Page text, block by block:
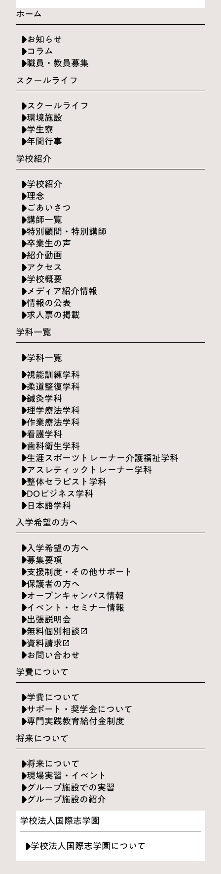
ホーム
お知らせ
コラム
職員・教員募集
スクールライフ
スクールライフ
環境施設
学生寮
年間行事
学校紹介
学校紹介
理念
ごあいさつ
講師一覧
特別顧問・特別講師
卒業生の声
紹介動画
アクセス
学校概要
メディア紹介情報
情報の公表
求人票の掲載
学科一覧
学科一覧
視能訓練学科
柔道整復学科
鍼灸学科
理学療法学科
作業療法学科
看護学科
歯科衛生学科
生涯スポーツトレーナー介護福祉学科
アスレティックトレーナー学科
整体セラピスト学科
DOビジネス学科
日本語学科
入学希望の方へ
入学希望の方へ
募集要項
支援制度・その他サポート
保護者の方へ
オープンキャンパス情報
イベント・セミナー情報
出張説明会
無料個別相談launch
資料請求launch
お問い合わせ
学費について
学費について
サポート・奨学金について
専門実践教育給付金制度
将来について
将来について
現場実習・イベント
グループ施設での実習
グループ施設の紹介
学校法人国際志学園
学校法人国際志学園について